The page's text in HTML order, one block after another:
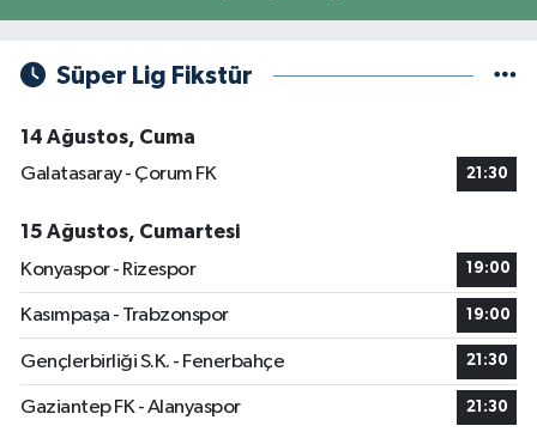
Süper Lig Fikstür
14 Ağustos, Cuma
Galatasaray - Çorum FK
21:30
15 Ağustos, Cumartesi
Konyaspor - Rizespor
19:00
Kasımpaşa - Trabzonspor 19:00
Gençlerbirliği S.K. - Fenerbahçe 21:30
Gaziantep FK - Alanyaspor 21:30